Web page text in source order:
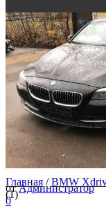
PHOTO-
(1)
Главная /BMW
(1)
отАдминистратор
0